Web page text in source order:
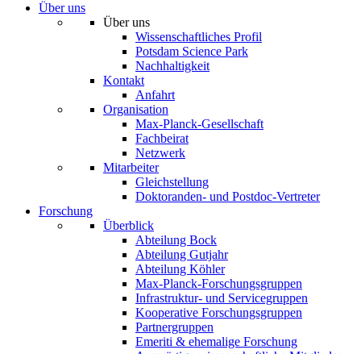
Über uns
Über uns
Wissenschaftliches Profil
Potsdam Science Park
Nachhaltigkeit
Kontakt
Anfahrt
Organisation
Max-Planck-Gesellschaft
Fachbeirat
Netzwerk
Mitarbeiter
Gleichstellung
Doktoranden- und Postdoc-Vertreter
Forschung
Überblick
Abteilung Bock
Abteilung Gutjahr
Abteilung Köhler
Max-Planck-Forschungsgruppen
Infrastruktur- und Servicegruppen
Kooperative Forschungsgruppen
Partnergruppen
Emeriti & ehemalige Forschung